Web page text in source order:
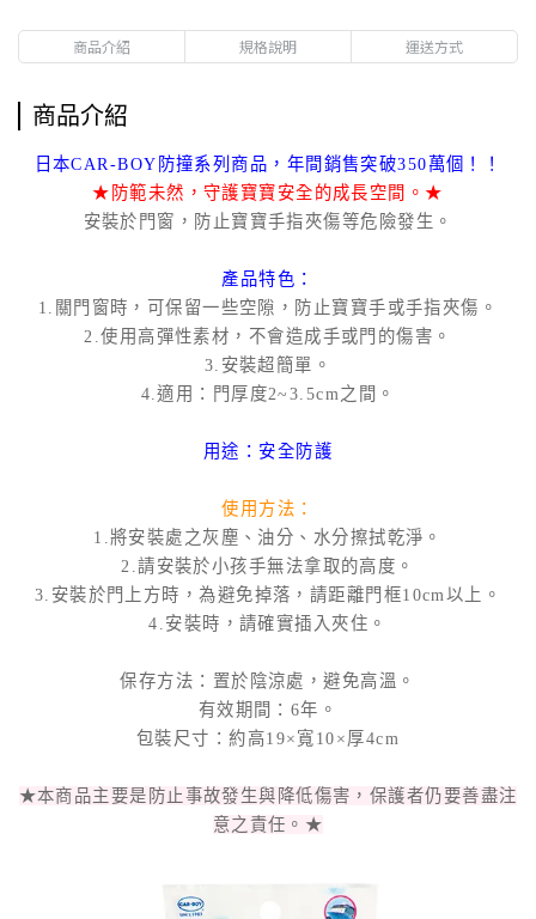
商品介紹 規格說明 運送方式
商品介紹
日本CAR-BOY防撞系列商品，年間銷售突破350萬個！！
★防範未然，守護寶寶安全的成長空間。★
安裝於門窗，防止寶寶手指夾傷等危險發生。
產品特色：
1.關門窗時，可保留一些空隙，防止寶寶手或手指夾傷。
2.使用高彈性素材，不會造成手或門的傷害。
3.安裝超簡單。
4.適用：門厚度2~3.5cm之間。
用途：安全防護
使用方法：
1.將安裝處之灰塵、油分、水分擦拭乾淨。
2.請安裝於小孩手無法拿取的高度。
3.安裝於門上方時，為避免掉落，請距離門框10cm以上。
4.安裝時，請確實插入夾住。
保存方法：置於陰涼處，避免高溫。
有效期間：6年。
包裝尺寸：約高19×寬10×厚4cm
★本商品主要是防止事故發生與降低傷害，保護者仍要善盡注
意之責任。★